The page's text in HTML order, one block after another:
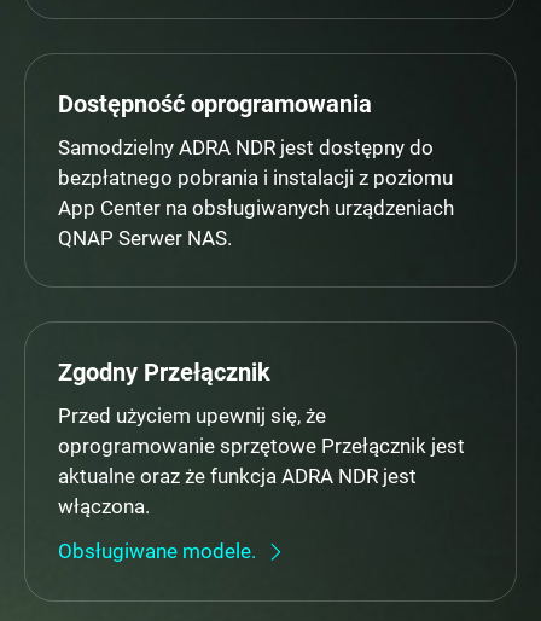
Dostępność oprogramowania
Samodzielny ADRA NDR jest dostępny do
bezpłatnego pobrania i instalacji z poziomu
App Center na obsługiwanych urządzeniach
QNAP Serwer NAS.
Zgodny Przełącznik
Przed użyciem upewnij się, że
oprogramowanie sprzętowe Przełącznik jest
aktualne oraz że funkcja ADRA NDR jest
włączona.
Obsługiwane modele.